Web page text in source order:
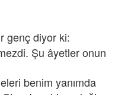
genç diyor ki:
Şu âyetler onun
benim yanımda